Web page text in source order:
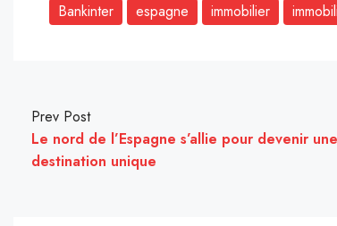
Bankinter
espagne immobilier
Prev Post
Le nord de l’Espagne s’allie pour devenir une
destination unique